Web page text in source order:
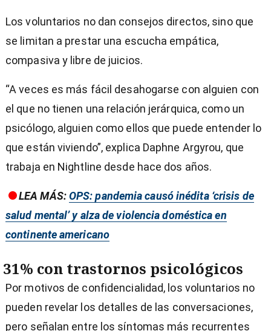
Los voluntarios no dan consejos directos, sino que
se limitan a prestar una escucha empática,
compasiva y libre de juicios.
“A veces es más fácil desahogarse con alguien con
el que no tienen una relación jerárquica, como un
psicólogo, alguien como ellos que puede entender lo
que están viviendo”, explica Daphne Argyrou, que
trabaja en Nightline desde hace dos años.
LEA MÁS:OPS: pandemia causó inédita ‘crisis de
salud mental’ y alza de violencia doméstica en
continente americano
31% con trastornos psicológicos
Por motivos de confidencialidad, los voluntarios no
pueden revelar los detalles de las conversaciones,
pero señalan entre los síntomas más recurrentes